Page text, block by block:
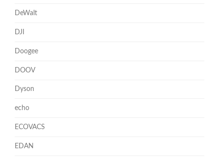
DeWalt
DJI
Doogee
DOOV
Dyson
echo
ECOVACS
EDAN